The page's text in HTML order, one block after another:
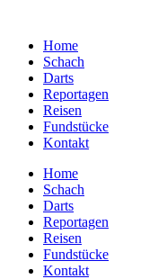
Home
Schach
Darts
Reportagen
Reisen
Fundstücke
Kontakt
Home
Schach
Darts
Reportagen
Reisen
Fundstücke
Kontakt